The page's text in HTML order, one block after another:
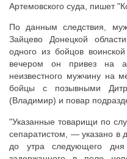
Артемовского суда, пишет
По данным следствия,
Зайцево Донецкой
одного из бойцов
вечером он привез на
неизвестного мужчину на
бойцы с позывными
(Владимир) и повар
"Указанные товарищи по
сепаратистом, — указано в
до утра следующего